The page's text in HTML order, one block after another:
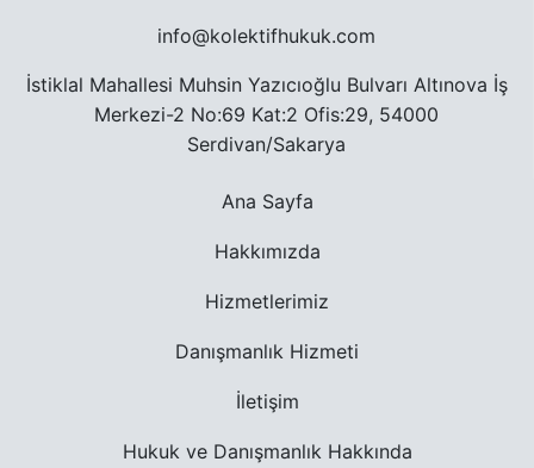
info@kolektifhukuk.com
İstiklal Mahallesi Muhsin Yazıcıoğlu Bulvarı Altınova İş
Merkezi-2 No:69 Kat:2 Ofis:29, 54000
Serdivan/Sakarya
Ana Sayfa
Hakkımızda
Hizmetlerimiz
Danışmanlık Hizmeti
İletişim
Hukuk ve Danışmanlık Hakkında